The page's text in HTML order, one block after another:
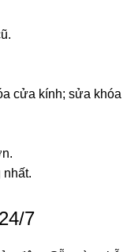
cửa kính; sửa khóa
nhất.
7